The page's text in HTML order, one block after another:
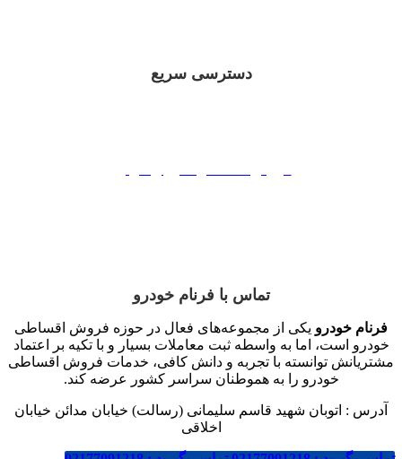
دسترسی سریع
تماس با فرنام خودرو
فرنام خودرو یکی از مجموعه‌های فعال در حوزه فروش اقساطی
خودرو است، اما به واسطه ثبت معاملات بسیار و با تکیه بر اعتماد
مشتریانش توانسته با تجربه و دانش کافی، خدمات فروش اقساطی
خودرو را به هموطنان سراسر کشور عرضه کند.
آدرس : اتوبان شهید قاسم سلیمانی (رسالت) خیابان مدائن خیابان
اخلاقی